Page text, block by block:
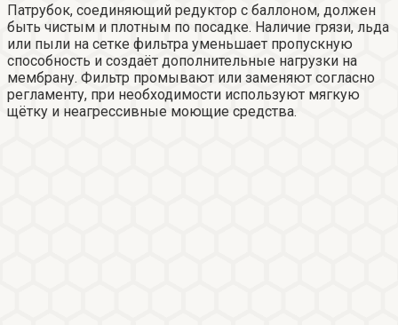
Патрубок, соединяющий редуктор с баллоном, должен
быть чистым и плотным по посадке. Наличие грязи, льда
или пыли на сетке фильтра уменьшает пропускную
способность и создаёт дополнительные нагрузки на
мембрану. Фильтр промывают или заменяют согласно
регламенту, при необходимости используют мягкую
щётку и неагрессивные моющие средства.